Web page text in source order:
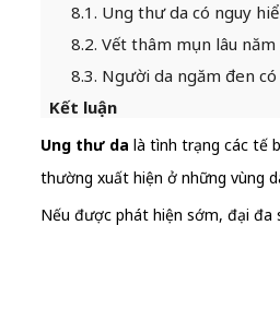
8.1. Ung thư da có nguy
8.2. Vết thâm mụn lâu
8.3. Người da ngăm đen
Kết luận
Ung thư da là tình trạng các tế
thường xuất hiện ở những vùng
Nếu được phát hiện sớm, đại đa